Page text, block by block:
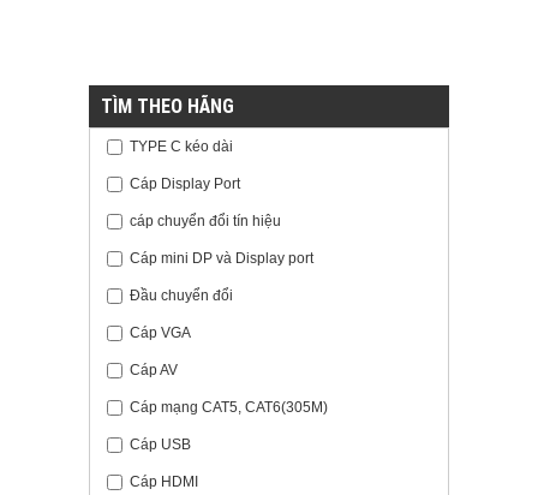
TÌM THEO HÃNG
TYPE C kéo dài
Cáp Display Port
cáp chuyển đổi tín hiệu
Cáp mini DP và Display port
Đầu chuyển đổi
Cáp VGA
Cáp AV
Cáp mạng CAT5, CAT6(305M)
Cáp USB
Cáp HDMI